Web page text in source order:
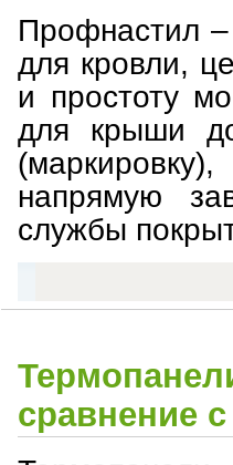
Профнастил
для кровли,
и простоту
для крыши
напрямую
службы
сравнение